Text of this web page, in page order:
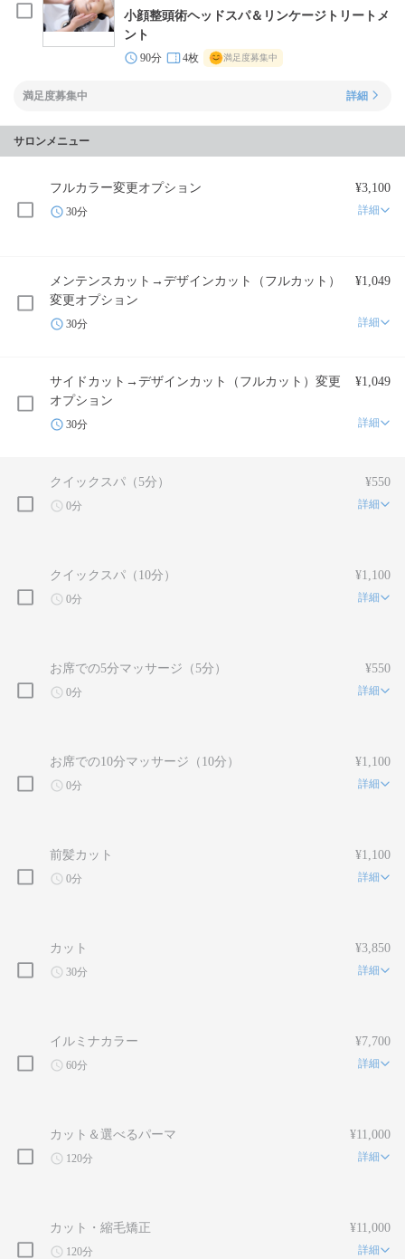
小顔整頭術ヘッドスパ＆リンケージトリートメ
ント
90分 4枚 満足度募集中
満足度募集中 詳細
サロンメニュー
フルカラー変更オプション ¥3,100
30分 詳細
メンテンスカット→デザインカット（フルカット）
変更オプション
¥1,049
30分 詳細
サイドカット→デザインカット（フルカット）変更
オプション
¥1,049
30分 詳細
クイックスパ（5分） ¥550
0分 詳細
クイックスパ（10分） ¥1,100
0分 詳細
お席での5分マッサージ（5分） ¥550
0分 詳細
お席での10分マッサージ（10分） ¥1,100
0分 詳細
前髪カット ¥1,100
0分 詳細
カット ¥3,850
30分 詳細
イルミナカラー ¥7,700
60分 詳細
カット＆選べるパーマ ¥11,000
120分 詳細
カット・縮毛矯正 ¥11,000
120分 詳細